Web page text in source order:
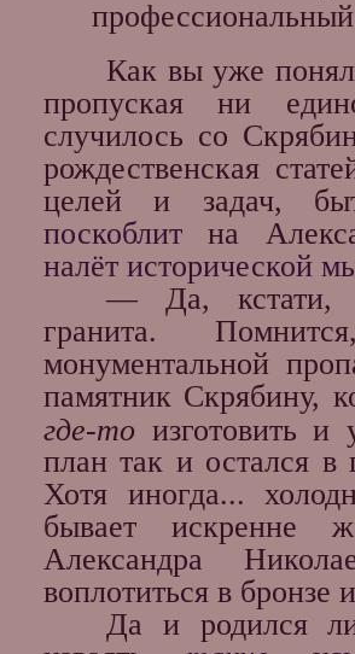
Как вы уже
пропуская ни
случилось со
рождественская
целей и задач,
поскоблит на
налёт исторической
— Да, кстати,
гранита.
монументальной
памятник Скрябину,
где-то изготовить и
план так и остался
Хотя иногда...
бывает искренне
Александра
воплотиться в бронзе
Да и родился ли